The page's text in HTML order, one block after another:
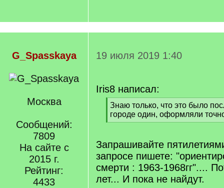
G_Spasskaya
Москва
Сообщений:
7809
На сайте с
2015 г.
Рейтинг:
4433
19 июля 2019 1:40
Iris8 написал:
[
q
]
Знаю только, что это было
городе один, оформляли
[
q
]
Запрашивайте
запросе пишете:
смерти : 1963-1968гг"....
лет... И пока не найдут.